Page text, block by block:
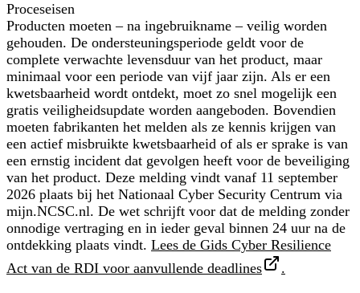
Proceseisen
Producten moeten – na ingebruikname – veilig worden
gehouden. De ondersteuningsperiode geldt voor de
complete verwachte levensduur van het product, maar
minimaal voor een periode van vijf jaar zijn. Als er een
kwetsbaarheid wordt ontdekt, moet zo snel mogelijk een
gratis veiligheidsupdate worden aangeboden. Bovendien
moeten fabrikanten het melden als ze kennis krijgen van
een actief misbruikte kwetsbaarheid of als er sprake is van
een ernstig incident dat gevolgen heeft voor de beveiliging
van het product. Deze melding vindt vanaf 11 september
2026 plaats bij het Nationaal Cyber Security Centrum via
mijn.NCSC.nl. De wet schrijft voor dat de melding zonder
onnodige vertraging en in ieder geval binnen 24 uur na de
ontdekking plaats vindt. Lees de Gids Cyber Resilience
Act van de RDI voor aanvullende deadlines
.